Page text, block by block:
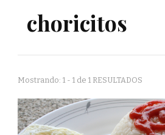
choricitos
Mostrando: 1 - 1 de 1 RESULTADOS